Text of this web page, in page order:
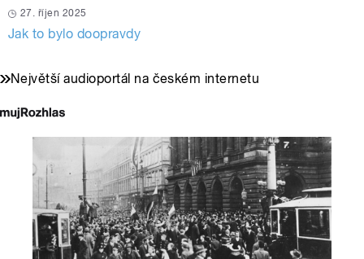
27. říjen 2025
Jak to bylo doopravdy
Největší audioportál na českém internetu